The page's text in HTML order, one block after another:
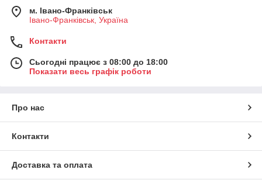
м. Івано-Франківськ
Івано-Франківськ, Україна
Контакти
Сьогодні працює з 08:00 до 18:00
Показати весь графік роботи
Про нас
Контакти
Доставка та оплата